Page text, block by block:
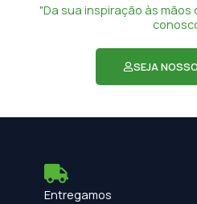
"Da sua inspiração às
SEJA
Entregamos